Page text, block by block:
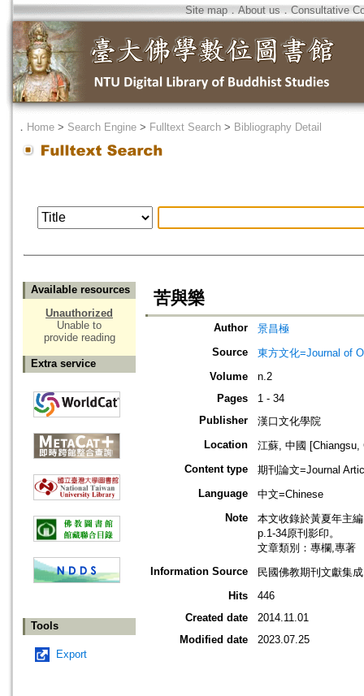
Site map．About us ． Consultative
． Home > Search Engine > Fulltext Search > Bibliography Detail
Available resources
Unauthorized
Unable to
provide reading
Extra service
Tools
Export
苦與樂
Author
景昌極
Source
東方文化=Journal of
Volume
n.2
Pages
1 - 34
Publisher
漢口文化學院
Location
江蘇, 中國 [Chiangsu,
Content type
期刊論文=Journal
Language
中文=Chinese
Note
本文收錄於黃夏年主
p.1-34原刊影印。
文章類別：專欄,專著
Information Source
民國佛教期刊文獻集
Hits
446
Created date
2014.11.01
Modified date
2023.07.25